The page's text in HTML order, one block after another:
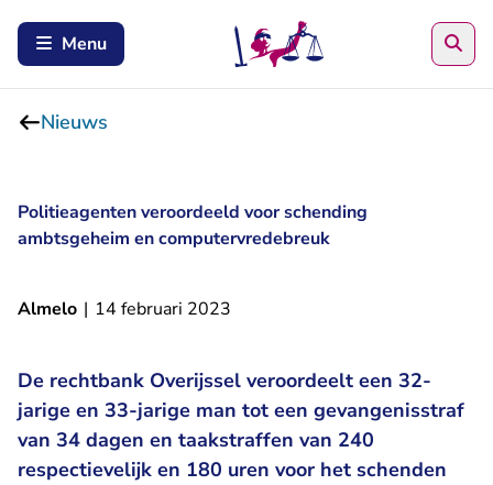
Menu
Nieuws
Politieagenten veroordeeld voor schending
ambtsgeheim en computervredebreuk
Almelo | 14 februari 2023
De rechtbank Overijssel veroordeelt een 32-
jarige en 33-jarige man tot een gevangenisstraf
van 34 dagen en taakstraffen van 240
respectievelijk en 180 uren voor het schenden